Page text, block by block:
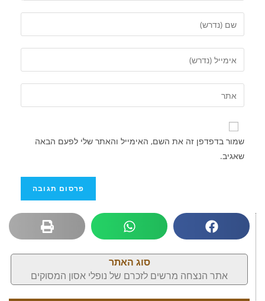
שמור בדפדפן זה את השם, האימייל והאתר שלי לפעם הבאה
שאגיב.
סוג האתר
אתר הנצחה מרשים לזכרם של נופלי אסון המסוקים